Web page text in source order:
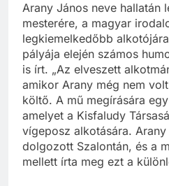
Arany János neve hallatán
mesterére, a magyar
legkiemelkedőbb
pályája elején számos
is írt. „Az elveszett
amikor Arany még nem
költő. A mű megírására
amelyet a Kisfaludy
vígeposz alkotására.
dolgozott Szalontán, és a
mellett írta meg ezt a